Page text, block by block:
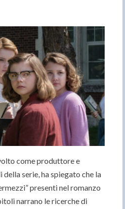
come produttore e
serie, ha spiegato che la
presenti nel romanzo
narrano le ricerche di